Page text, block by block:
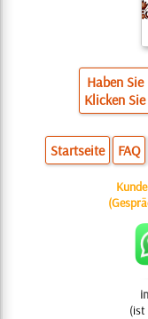
Haben
Klicken
Startseite FAQ
(ist